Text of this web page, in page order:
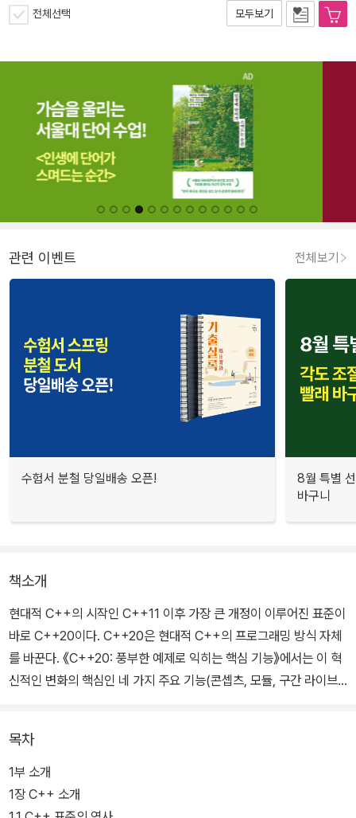
전체선택 모두보기
관련 이벤트 전체보기
수험서 분철 당일배송 오픈!
8월 특별
바구니
책소개
현대적 C++의 시작인 C++11 이후 가장 큰 개정이 이루어진 표준이
바로 C++20이다. C++20은 현대적 C++의 프로그래밍 방식 자체
를 바꾼다. 《C++20: 풍부한 예제로 익히는 핵심 기능》에서는 이 혁
신적인 변화의 핵심인 네 가지 주요 기능(콘셉츠, 모듈, 구간 라이브
그치지 않고 모든 기능마다 예제를 들어 설명해서 명확하게 이해할
수 있도록 돕고 있다.
목차
1부 소개
1장 C++ 소개